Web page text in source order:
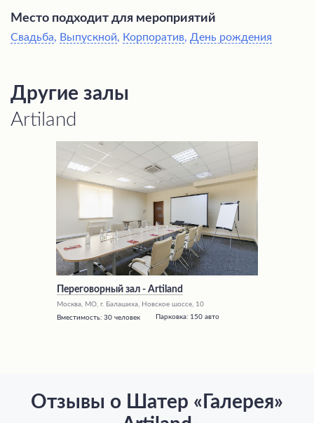
Место подходит для мероприятий
Свадьба, Выпускной, Корпоратив, День рождения
Другие залы
Artiland
Переговорный зал - Artiland
Москва, МО, г. Балашиха, Новское шоссе, 10
Вместимость: 30 человек Парковка: 150 авто
Отзывы о Шатер «Галерея»